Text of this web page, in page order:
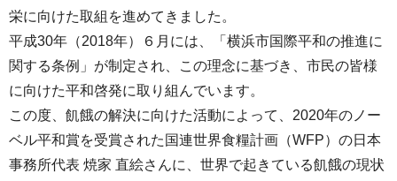
栄に向けた取組を進めてきました。
平成30年（2018年）６月には、「横浜市国際平和の推進に
関する条例」が制定され、この理念に基づき、市民の皆様
に向けた平和啓発に取り組んでいます。
この度、飢餓の解決に向けた活動によって、2020年のノー
ベル平和賞を受賞された国連世界食糧計画（WFP）の日本
事務所代表 焼家 直絵さんに、世界で起きている飢餓の現状